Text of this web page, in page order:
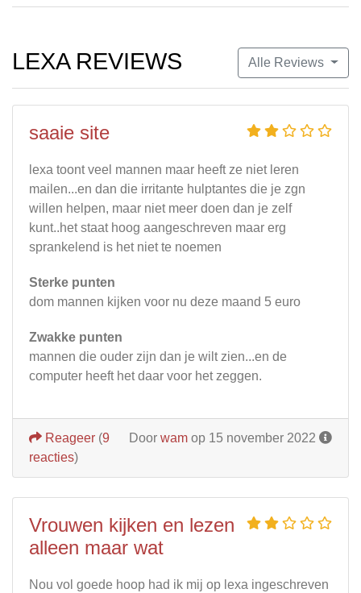
Alle Reviews
LEXA REVIEWS
saaie site
lexa toont veel mannen maar heeft ze niet leren
mailen...en dan die irritante hulptantes die je zgn
willen helpen, maar niet meer doen dan je zelf
kunt..het staat hoog aangeschreven maar erg
sprankelend is het niet te noemen
Sterke punten
dom mannen kijken voor nu deze maand 5 euro
Zwakke punten
mannen die ouder zijn dan je wilt zien...en de
computer heeft het daar voor het zeggen.
Door wam op 15 november 2022
Reageer (9
reacties)
Vrouwen kijken en lezen
alleen maar wat
Nou vol goede hoop had ik mij op lexa ingeschreven